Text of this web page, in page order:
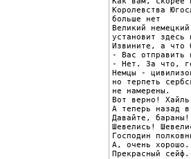
Королевства
больше нет
Великий
установит здесь
Извините, а что
- Вас отправить
- Нет. За что,
Немцы -
но терпеть
не намерены.
Вот верно!
А теперь назад
Давайте,
Шевелись!
Господин
А, очень
Прекрасный сейф.